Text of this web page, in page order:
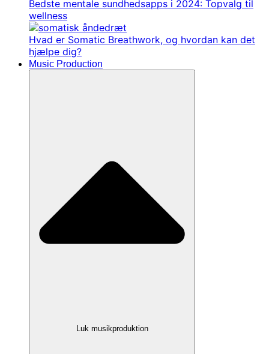
Bedste mentale sundhedsapps i 2024: Topvalg til
wellness
Hvad er Somatic Breathwork, og hvordan kan det
hjælpe dig?
Music Production
Luk musikproduktion